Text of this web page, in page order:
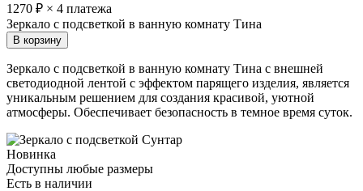
1270 ₽ × 4 платежа
Зеркало с подсветкой в ванную комнату Тина
В корзину
Зеркало с подсветкой в ванную комнату Тина с внешней
светодиодной лентой с эффектом парящего изделия, является
уникальным решением для создания красивой, уютной
атмосферы. Обеспечивает безопасность в темное время суток.
Новинка
Доступны любые размеры
Есть в наличии